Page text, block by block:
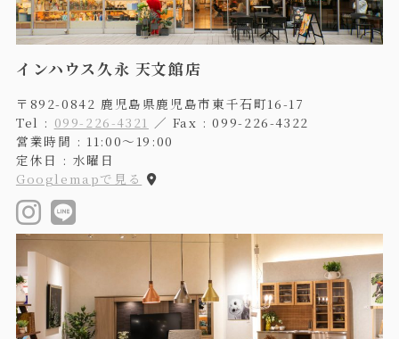
インハウス久永 天文館店
〒892-0842 鹿児島県鹿児島市東千石町16-17
Tel : 099-226-4321 ／ Fax : 099-226-4322
営業時間 : 11:00〜19:00
定休日 : 水曜日
Googlemapで見る